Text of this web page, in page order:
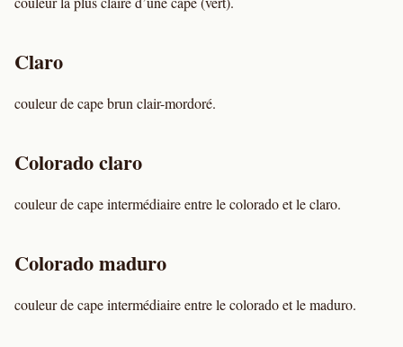
Claro
couleur de cape brun clair-mordoré.
Colorado claro
couleur de cape intermédiaire entre le colorado et le claro.
Colorado maduro
couleur de cape intermédiaire entre le colorado et le maduro.